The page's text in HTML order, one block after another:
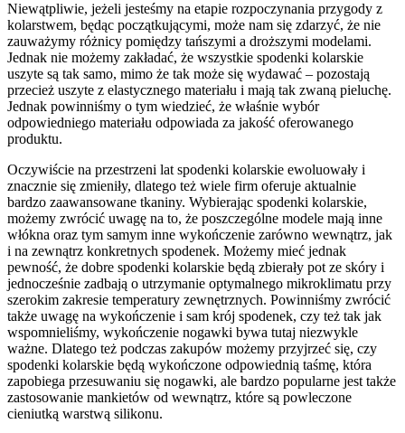
Niewątpliwie, jeżeli jesteśmy na etapie rozpoczynania przygody z
kolarstwem, będąc początkującymi, może nam się zdarzyć, że nie
zauważymy różnicy pomiędzy tańszymi a droższymi modelami.
Jednak nie możemy zakładać, że wszystkie spodenki kolarskie
uszyte są tak samo, mimo że tak może się wydawać – pozostają
przecież uszyte z elastycznego materiału i mają tak zwaną pieluchę.
Jednak powinniśmy o tym wiedzieć, że właśnie wybór
odpowiedniego materiału odpowiada za jakość oferowanego
produktu.
Oczywiście na przestrzeni lat spodenki kolarskie ewoluowały i
znacznie się zmieniły, dlatego też wiele firm oferuje aktualnie
bardzo zaawansowane tkaniny. Wybierając spodenki kolarskie,
możemy zwrócić uwagę na to, że poszczególne modele mają inne
włókna oraz tym samym inne wykończenie zarówno wewnątrz, jak
i na zewnątrz konkretnych spodenek. Możemy mieć jednak
pewność, że dobre spodenki kolarskie będą zbierały pot ze skóry i
jednocześnie zadbają o utrzymanie optymalnego mikroklimatu przy
szerokim zakresie temperatury zewnętrznych. Powinniśmy zwrócić
także uwagę na wykończenie i sam krój spodenek, czy też tak jak
wspomnieliśmy, wykończenie nogawki bywa tutaj niezwykle
ważne. Dlatego też podczas zakupów możemy przyjrzeć się, czy
spodenki kolarskie będą wykończone odpowiednią taśmę, która
zapobiega przesuwaniu się nogawki, ale bardzo popularne jest także
zastosowanie mankietów od wewnątrz, które są powleczone
cieniutką warstwą silikonu.